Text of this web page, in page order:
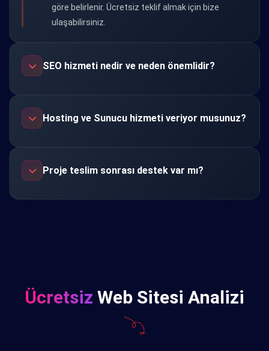
göre belirlenir. Ücretsiz teklif almak için bize
ulaşabilirsiniz.
SEO hizmeti nedir ve neden önemlidir?
Hosting ve Sunucu hizmeti veriyor musunuz?
Proje teslim sonrası destek var mı?
Ücretsiz Web Sitesi Analizi